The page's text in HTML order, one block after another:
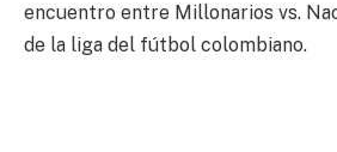
encuentro entre Millonarios vs.
de la liga del fútbol colombiano.